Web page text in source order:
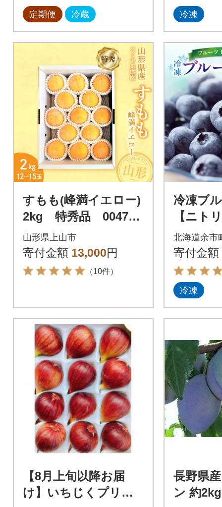
定期便 冷蔵 冷凍
すもも(峰満イエロー)
2kg 特秀品 0047-2
608
山形県上山市
寄付金額 13,000円
（10件）
冷凍ブ
【ニト
_Y074-
北海道余市
寄付金額
冷凍
【8月上旬以降お届
け】いちじくプリン
長野県
ン 約2kg